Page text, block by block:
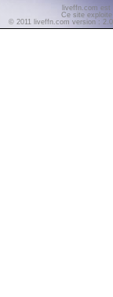
liveffn.com est
Ce site
© 2011 liveffn.com version :